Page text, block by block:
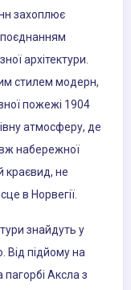
захоплює
поєднанням
архітектури.
стилем модерн,
пожежі 1904
атмосферу, де
набережної
краєвид, не
в Норвегії.
знайдуть у
Від підйому на
Аксла з